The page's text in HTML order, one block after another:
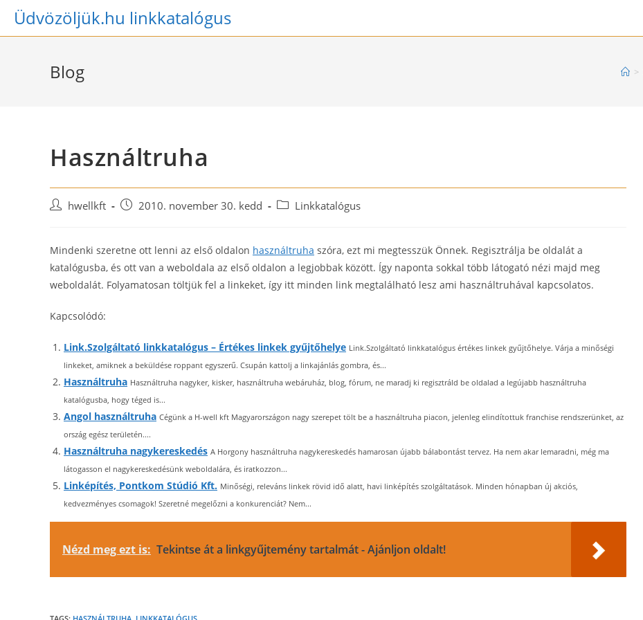
SkipÜdvözöljük.hu linkkatalógus
Blog >
Használtruha
Post hwellkft
Post 2010. november 30. kedd
Post Linkkatalógus
Mindenki szeretne ott lenni az első oldalon használtruha szóra, ezt mi megtesszük Önnek. Regisztrálja be oldalát a
katalógusba, és ott van a weboldala az első oldalon a legjobbak között. Így naponta sokkal több látogató nézi majd meg
weboldalát. Folyamatosan töltjük fel a linkeket, így itt minden link megtalálható lesz ami használtruhával kapcsolatos.
Kapcsolódó:
Link.Szolgáltató linkkatalógus – Értékes linkek gyűjtőhelye Link.Szolgáltató linkkatalógus értékes linkek gyűjtőhelye. Várja a minőségi
linkeket, amiknek a beküldése roppant egyszerű. Csupán kattolj a linkajánlás gombra, és...
Használtruha Használtruha nagyker, kisker, használtruha webáruház, blog, fórum, ne maradj ki regisztráld be oldalad a legújabb használtruha
katalógusba, hogy téged is...
Angol használtruha Cégünk a H-well kft Magyarországon nagy szerepet tölt be a használtruha piacon, jelenleg elindítottuk franchise rendszerünket, az
ország egész területén....
Használtruha nagykereskedés A Horgony használtruha nagykereskedés hamarosan újabb bálabontást tervez. Ha nem akar lemaradni, még ma
látogasson el nagykereskedésünk weboldalára, és iratkozzon...
Linképítés, Pontkom Stúdió Kft. Minőségi, releváns linkek rövid idő alatt, havi linképítés szolgáltatások. Minden hónapban új akciós,
kedvezményes csomagok! Szeretné megelőzni a konkurenciát? Nem...
Nézd meg ezt is: Tekintse át a linkgyűjtemény tartalmát - Ajánljon oldalt!